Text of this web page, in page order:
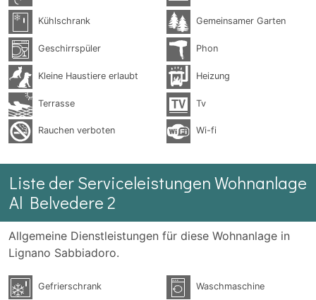
Kühlschrank Gemeinsamer Garten
Geschirrspüler Phon
Kleine Haustiere erlaubt Heizung
Terrasse Tv
Rauchen verboten Wi-fi
Liste der Serviceleistungen Wohnanlage
Al Belvedere 2
Allgemeine Dienstleistungen für diese Wohnanlage in
Lignano Sabbiadoro.
Gefrierschrank Waschmaschine